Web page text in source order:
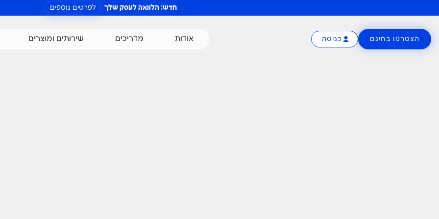
חדש: הלוואה לעסק שלך לפרטים נוספים
הצטרפו בחינם כניסה אודות מדריכים שירותים ומוצרים